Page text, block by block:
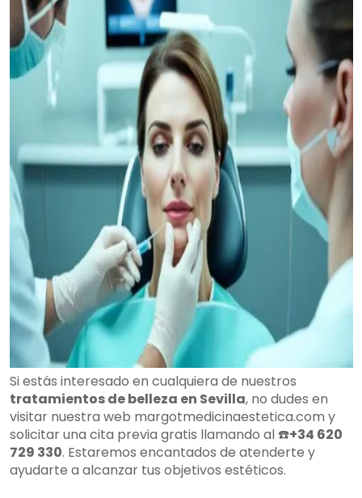
Si estás interesado en cualquiera de nuestros
tratamientos de belleza en Sevilla, no dudes en
visitar nuestra web margotmedicinaestetica.com y
solicitar una cita previa gratis llamando al ☎️+34 620
729 330. Estaremos encantados de atenderte y
ayudarte a alcanzar tus objetivos estéticos.